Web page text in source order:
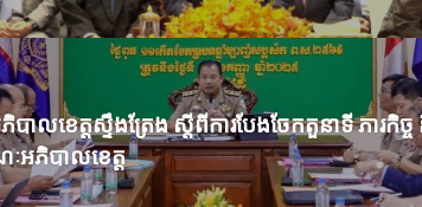
ាលខេត្តស្ទឹងត្រែង ស្តីពីការបែងចែកតួនាទី ភារកិច្
អភិបាលខេត្ត